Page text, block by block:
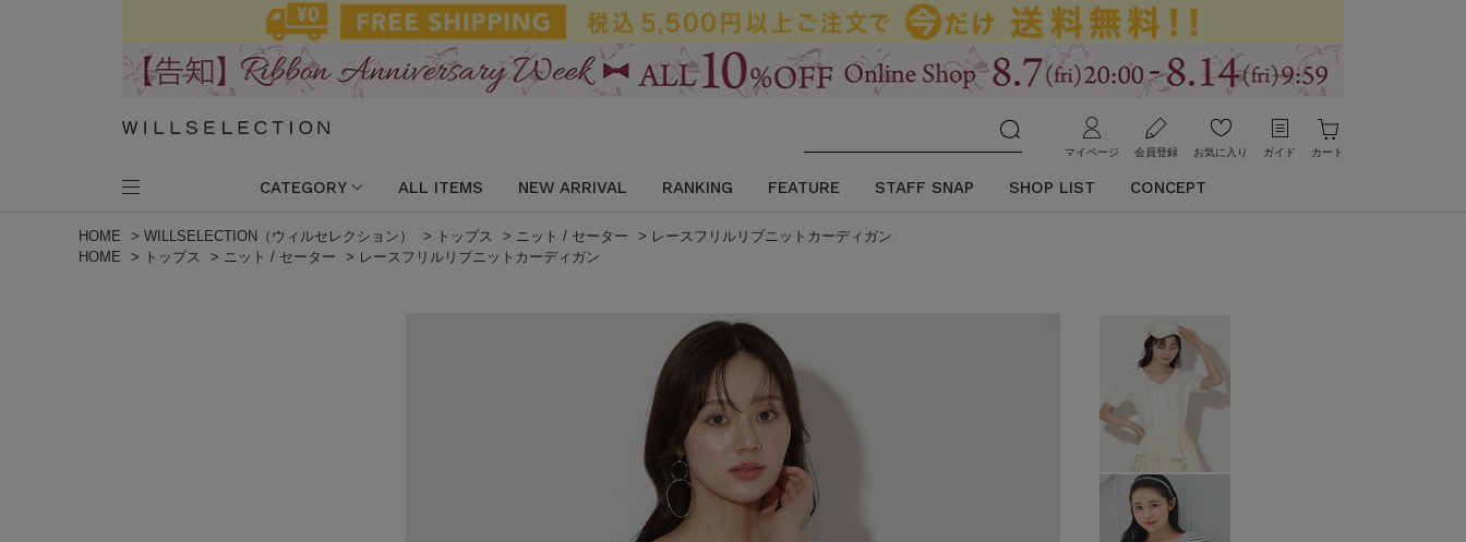
マイページ 会員登録 お気に入り ガイド カート
CATEGORY ALL ITEMS NEW ARRIVAL RANKING FEATURE STAFF SNAP SHOP LIST CONCEPT
HOME > WILLSELECTION（ウィルセレクション） > トップス > ニット / セーター > レースフリルリブニットカーディガン
HOME
> トップス > ニット / セーター > レースフリルリブニットカーディガン